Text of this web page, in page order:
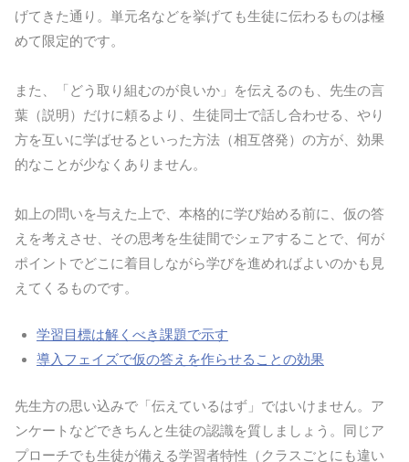
げてきた通り。単元名などを挙げても生徒に伝わるものは極
めて限定的です。
また、「どう取り組むのが良いか」を伝えるのも、先生の言
葉（説明）だけに頼るより、生徒同士で話し合わせる、やり
方を互いに学ばせるといった方法（相互啓発）の方が、効果
的なことが少なくありません。
如上の問いを与えた上で、本格的に学び始める前に、仮の答
えを考えさせ、その思考を生徒間でシェアすることで、何が
ポイントでどこに着目しながら学びを進めればよいのかも見
えてくるものです。
学習目標は解くべき課題で示す
導入フェイズで仮の答えを作らせることの効果
先生方の思い込みで「伝えているはず」ではいけません。ア
ンケートなどできちんと生徒の認識を質しましょう。同じア
プローチでも生徒が備える学習者特性（クラスごとにも違い